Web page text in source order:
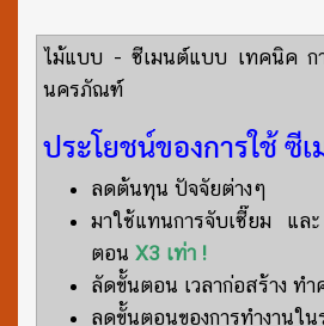
ไม้แบบ - ซีเมนต์แบบ เทคนิค ก
นครภัณฑ์
ประโยชน์ของการใช้ ซี
ลดต้นทุน ปัจจัยต่างๆ
มาใช้แทนการจับเซี๊ยม แ
ตอน X3 เท่า !
ลัดขั้นตอน เวลาก่อสร้าง ทำ
ลดขั้นตอนของการทำงานใน